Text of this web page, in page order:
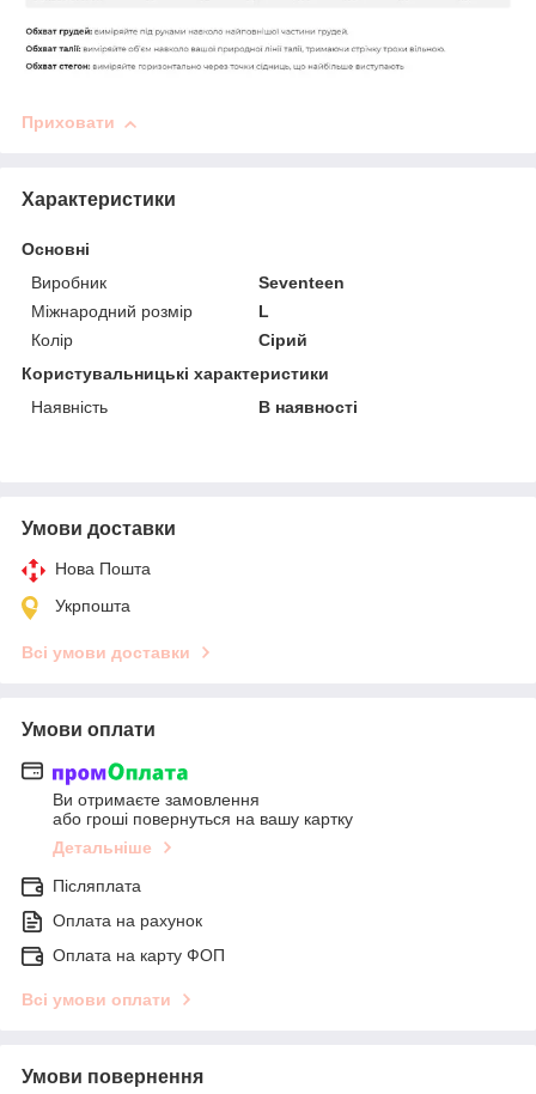
Приховати
Характеристики
Основні
Виробник
Seventeen
Міжнародний розмір
L
Колір
Сірий
Користувальницькі характеристики
Наявність
В наявності
Умови доставки
Нова Пошта
Укрпошта
Всі умови доставки
Умови оплати
Ви отримаєте замовлення
або гроші повернуться на вашу картку
Детальніше
Післяплата
Оплата на рахунок
Оплата на карту ФОП
Всі умови оплати
Умови повернення